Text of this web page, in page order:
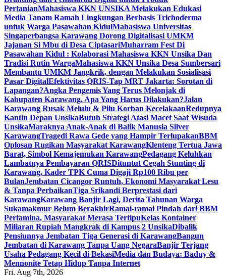
PertanianMahasiswa KKN UNSIKA Melakukan Edukasi
Media Tanam Ramah Lingkungan Berbasis Trichoderma
untuk Warga Pasawahan KidulMahasiswa Universitas
Singaperbangsa Karawang Dorong Digitalisasi UMKM
Jajanan Si Mbu di Desa CiptasariMuharram Fest Di
Pasawahan Kidul : Kolaborasi Mahasiswa KKN Unsika Dan
Tradisi Rutin WargaMahasiswa KKN Unsika Desa Sumbersari
Membantu UMKM Jangkrik, dengan Melakukan Sosialisasi
Pasar DigitalEfektivitas QRIS-Tap MRT Jakarta: Sorotan di
Lapangan?Angka Pengemis Yang Terus Melonjak di
Kabupaten Karawang. Apa Yang Harus Dilakukan?Jalan
Karawang Rusak Melulu & Pilu Korban KecelakaanRedupnya
Kantin Depan UnsikaButuh Strategi Atasi Macet Saat Wisuda
UnsikaMaraknya Anak-Anak di Balik Manusia Silver
KarawangTragedi Rawa Gede yang Hampir TerlupakanBBM
Oplosan Rugikan Masyarakat KarawangKlenteng Tertua Jawa
Barat, Simbol Kemajemukan KarawangPedagang Keluhkan
Lambatnya Pembayaran QRISDituntut Cegah Stunting di
Karawang, Kader TPK Cuma Digaji Rp100 Ribu per
BulanJembatan Cicangor Runtuh, Ekonomi Masyarakat Lesu
& Tanpa PerbaikanTiga Srikandi Berprestasi dari
KarawangKarawang Banjir Lagi, Derita Tahunan Warga
Sukamakmur Belum BerakhirRamai-ramai Pindah dari BBM
Pertamina, Masyarakat Merasa TertipuKelas Kontainer
Miliaran Rupiah Mangkrak di Kampus 2 UnsikaDibalik
Pensiunnya Jembatan Tiga Generasi di KarawangBangun
Jembatan di Karawang Tanpa Uang NegaraBanjir Terjang
Usaha Pedagang Kecil di BekasiMedia dan Budaya: Baduy &
Mennonite Tetap Hidup Tanpa Internet
Fri. Aug 7th, 2026